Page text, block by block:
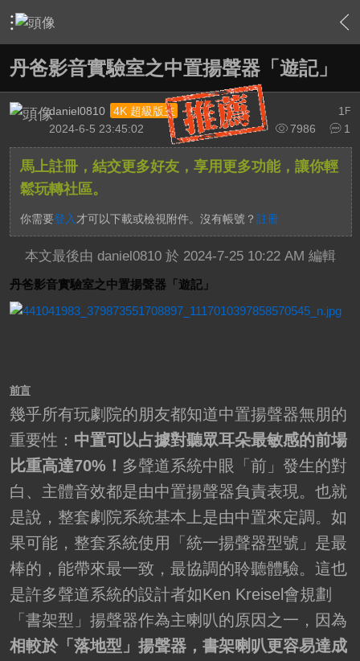
› 家庭劇院 › 我的家庭劇院 › 內容
丹爸影音實驗室之中置揚聲器「遊記」
1 F
daniel0810
4K 超級版主
7986
1
2024-6-5 23:45:02
馬上註冊，結交更多好友，享用更多功能，讓你輕
鬆玩轉社區。
你需要登入 才可以下載或檢視附件。沒有帳號？ 註冊
本文最後由 daniel0810 於 2024-7-25 10:22 AM 編輯
丹爸影音實驗室之中置揚聲器「遊記」
前言
幾乎所有玩劇院的朋友都知道中置揚聲器無朋的
重要性： 中置可以占據對聽眾耳朵最敏感的前場
比重高達70%！ 多聲道系統中眼「前」發生的對
白、主體音效都是由中置揚聲器負責表現。也就
是說，整套劇院系統基本上是由中置來定調。如
果可能，整套系統使用「統一揚聲器型號」是最
棒的，能帶來最一致，最協調的聆聽體驗。這也
是許多聲道系統的設計者如Ken Kreisel會規劃
「書架型」揚聲器作為主喇叭的原因之一，因為
相較於「落地型」揚聲器，書架喇叭更容易達成